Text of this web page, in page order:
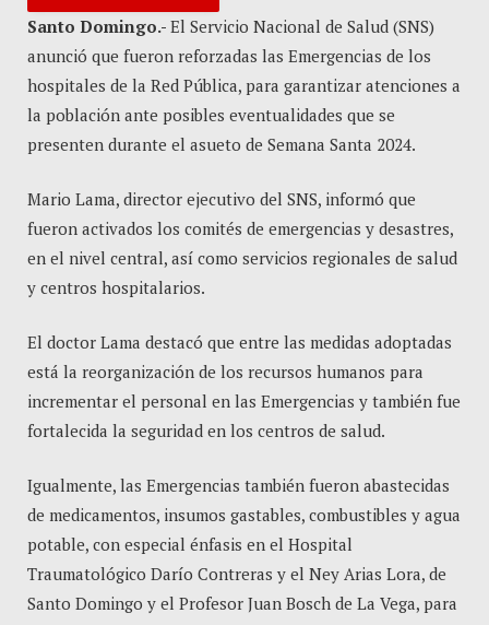
Santo Domingo.- El Servicio Nacional de Salud (SNS)
anunció que fueron reforzadas las Emergencias de los
hospitales de la Red Pública, para garantizar atenciones a
la población ante posibles eventualidades que se
presenten durante el asueto de Semana Santa 2024.
Mario Lama, director ejecutivo del SNS, informó que
fueron activados los comités de emergencias y desastres,
en el nivel central, así como servicios regionales de salud
y centros hospitalarios.
El doctor Lama destacó que entre las medidas adoptadas
está la reorganización de los recursos humanos para
incrementar el personal en las Emergencias y también fue
fortalecida la seguridad en los centros de salud.
Igualmente, las Emergencias también fueron abastecidas
de medicamentos, insumos gastables, combustibles y agua
potable, con especial énfasis en el Hospital
Traumatológico Darío Contreras y el Ney Arias Lora, de
Santo Domingo y el Profesor Juan Bosch de La Vega, para